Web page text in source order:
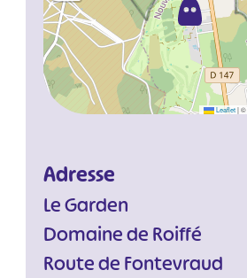
Leaflet|©
Adresse
Le Garden
Domaine de Roiffé
Route de Fontevraud